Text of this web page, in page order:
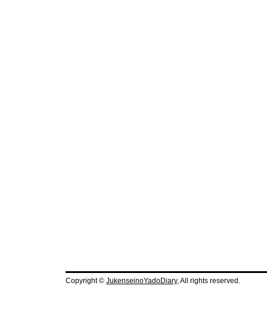
Copyright © JukenseinoYadoDiary, All rights reserved.